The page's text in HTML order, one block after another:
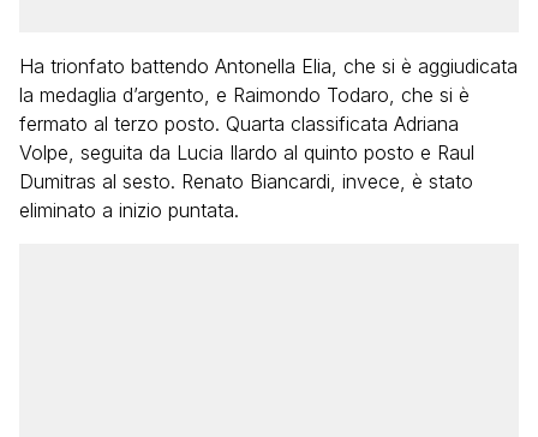
Ha trionfato battendo Antonella Elia, che si è aggiudicata
la medaglia d’argento, e Raimondo Todaro, che si è
fermato al terzo posto. Quarta classificata Adriana
Volpe, seguita da Lucia Ilardo al quinto posto e Raul
Dumitras al sesto. Renato Biancardi, invece, è stato
eliminato a inizio puntata.